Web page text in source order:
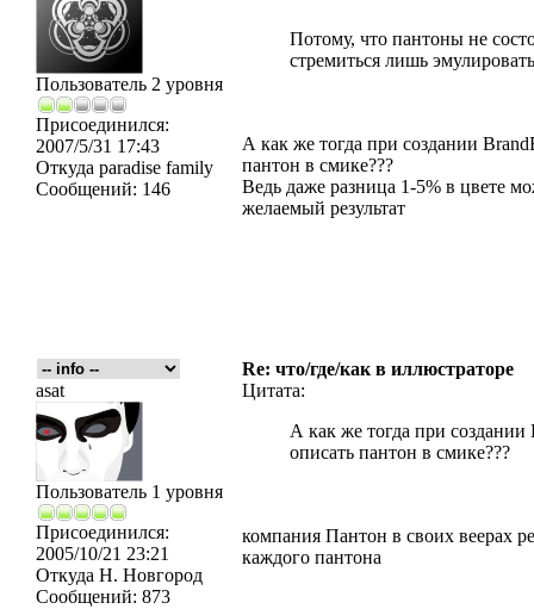
Пользователь 2 уровня
Присоединился:
2007/5/31 17:43
Откуда paradise family
Сообщений: 146
Потому, что пантоны не
стремиться лишь
А как же тогда при создании
пантон в смике???
Ведь даже разница 1-5% в цвете
желаемый результат
Re: что/где/как в иллюстраторе
asat
Пользователь 1 уровня
Присоединился:
2005/10/21 23:21
Откуда Н. Новгород
Сообщений: 873
Цитата:
А как же тогда при
описать пантон в смике???
компания Пантон в своих веерах
каждого пантона